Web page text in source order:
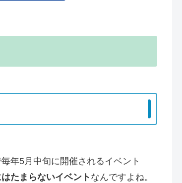
毎年5月中旬に開催されるイベント
たまらないイベント なんですよね。